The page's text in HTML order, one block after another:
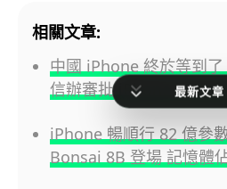
相關文章:
中國 iPhone 終於等到
信辦審批 iPhone 15
iPhone 暢順行 82 億參
Bonsai 8B 登場 記憶體
最新文章